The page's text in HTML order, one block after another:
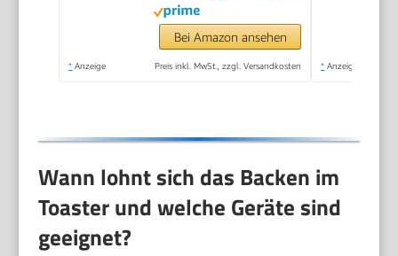
Bei Amazon ansehen
* Anzeige Preis inkl. MwSt., zzgl. Versandkosten * Anzeige
Wann lohnt sich das Backen im
Toaster und welche Geräte sind
geeignet?